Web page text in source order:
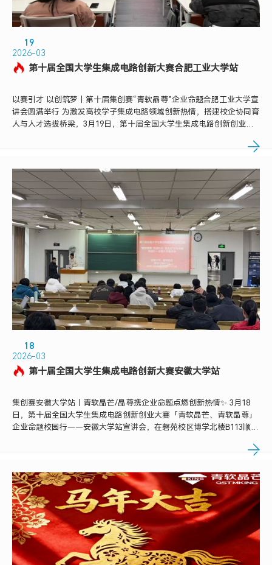
19
2026-03
第十届全国大学生集成电路创新大赛合肥工业大学站
以赛引才 以创筑梦｜第十届集创赛“青软晶尊”企业命题合肥工业大学宣
讲会圆满举行 为激发高校学子集成电路领域创新热情，搭建校企协同育
人与人才选拔桥梁，3月19日，第十届全国大学生集成电路创新创业大
18
2026-03
第十届全国大学生集成电路创新大赛安徽大学站
集创赛安徽大学站｜青软晶芒/晶尊携企业命题点燃创新热情✨ 3月18
日，第十届全国大学生集成电路创新创业大赛「青软晶芒、青软晶尊」
企业命题校园行——安徽大学站宣讲会，在磬苑校区博学北楼B113顺利